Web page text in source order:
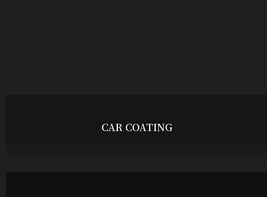
CAR COATING